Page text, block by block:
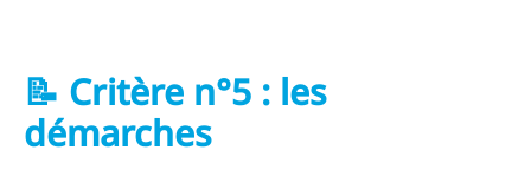
📝 Critère n°5 : les
démarches